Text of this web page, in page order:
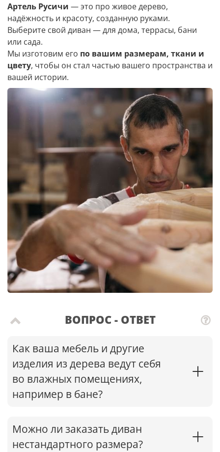
Артель Русичи — это про живое дерево,
надёжность и красоту, созданную руками.
Выберите свой диван — для дома, террасы, бани
или сада.
Мы изготовим его по вашим размерам, ткани и
цвету, чтобы он стал частью вашего пространства и
вашей истории.
ВОПРОС - ОТВЕТ
Как ваша мебель и другие
изделия из дерева ведут себя
во влажных помещениях,
например в бане?
Можно ли заказать диван
нестандартного размера?